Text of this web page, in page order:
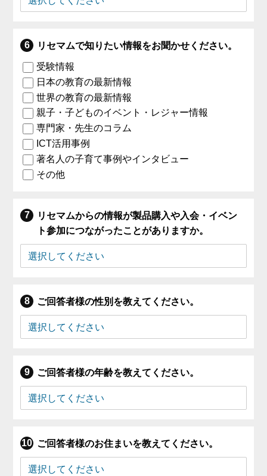
リセマムで知りたい情報をお聞かせください。
受験情報
日本の教育の最新情報
世界の教育の最新情報
親子・子どものイベント・レジャー情報
専門家・先生のコラム
ICT活用事例
著名人の子育て事例やインタビュー
その他
リセマムからの情報が製品購入や入会・イベン
ト参加につながったことがありますか。
ご回答者様の性別を教えてください。
ご回答者様の年齢を教えてください。
ご回答者様のお住まいを教えてください。